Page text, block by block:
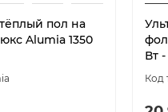
пол на
Alumia 1350
Вт